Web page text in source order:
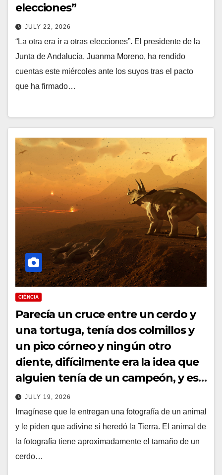
elecciones”
JULY 22, 2026
“La otra era ir a otras elecciones”. El presidente de la
Junta de Andalucía, Juanma Moreno, ha rendido
cuentas este miércoles ante los suyos tras el pacto
que ha firmado…
CIÉNCIA
Parecía un cruce entre un cerdo y
una tortuga, tenía dos colmillos y
un pico córneo y ningún otro
diente, difícilmente era la idea que
alguien tenía de un campeón, y es
el animal terrestre más exitoso, por
puro dominio de su mundo, que
jamás haya existido.
JULY 19, 2026
Imagínese que le entregan una fotografía de un animal
y le piden que adivine si heredó la Tierra. El animal de
la fotografía tiene aproximadamente el tamaño de un
cerdo…